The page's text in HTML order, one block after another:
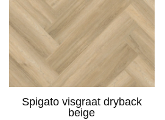
Spigato visgraat dryback
beige